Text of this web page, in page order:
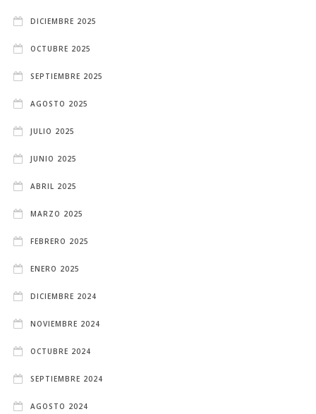
DICIEMBRE 2025
OCTUBRE 2025
SEPTIEMBRE 2025
AGOSTO 2025
JULIO 2025
JUNIO 2025
ABRIL 2025
MARZO 2025
FEBRERO 2025
ENERO 2025
DICIEMBRE 2024
NOVIEMBRE 2024
OCTUBRE 2024
SEPTIEMBRE 2024
AGOSTO 2024